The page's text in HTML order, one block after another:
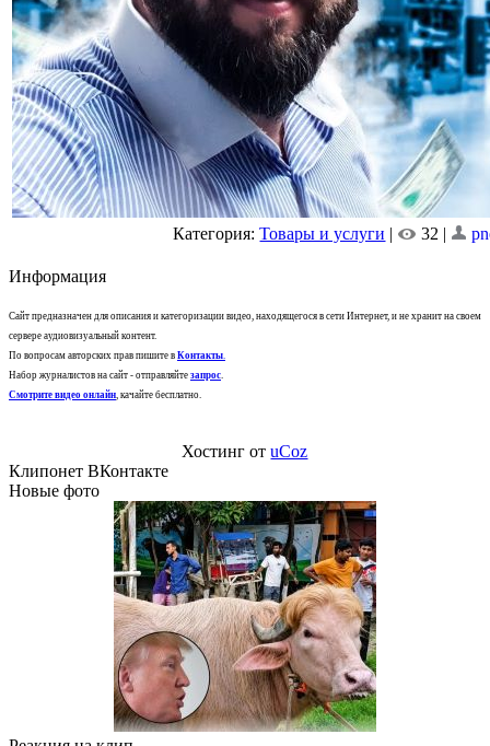
Категория:Товары и услуги | 32 |
Информация
Сайт предназначен для описания и категоризации видео, находящегося в сети Интернет, и не хранит на своем
сервере аудиовизуальный контент.
По вопросам авторских прав пишите в Контакты.
Набор журналистов на сайт - отправляйте запрос.
Смотрите видео онлайн, качайте бесплатно.
Хостинг отuCoz
Клипонет ВКонтакте
Новые фото